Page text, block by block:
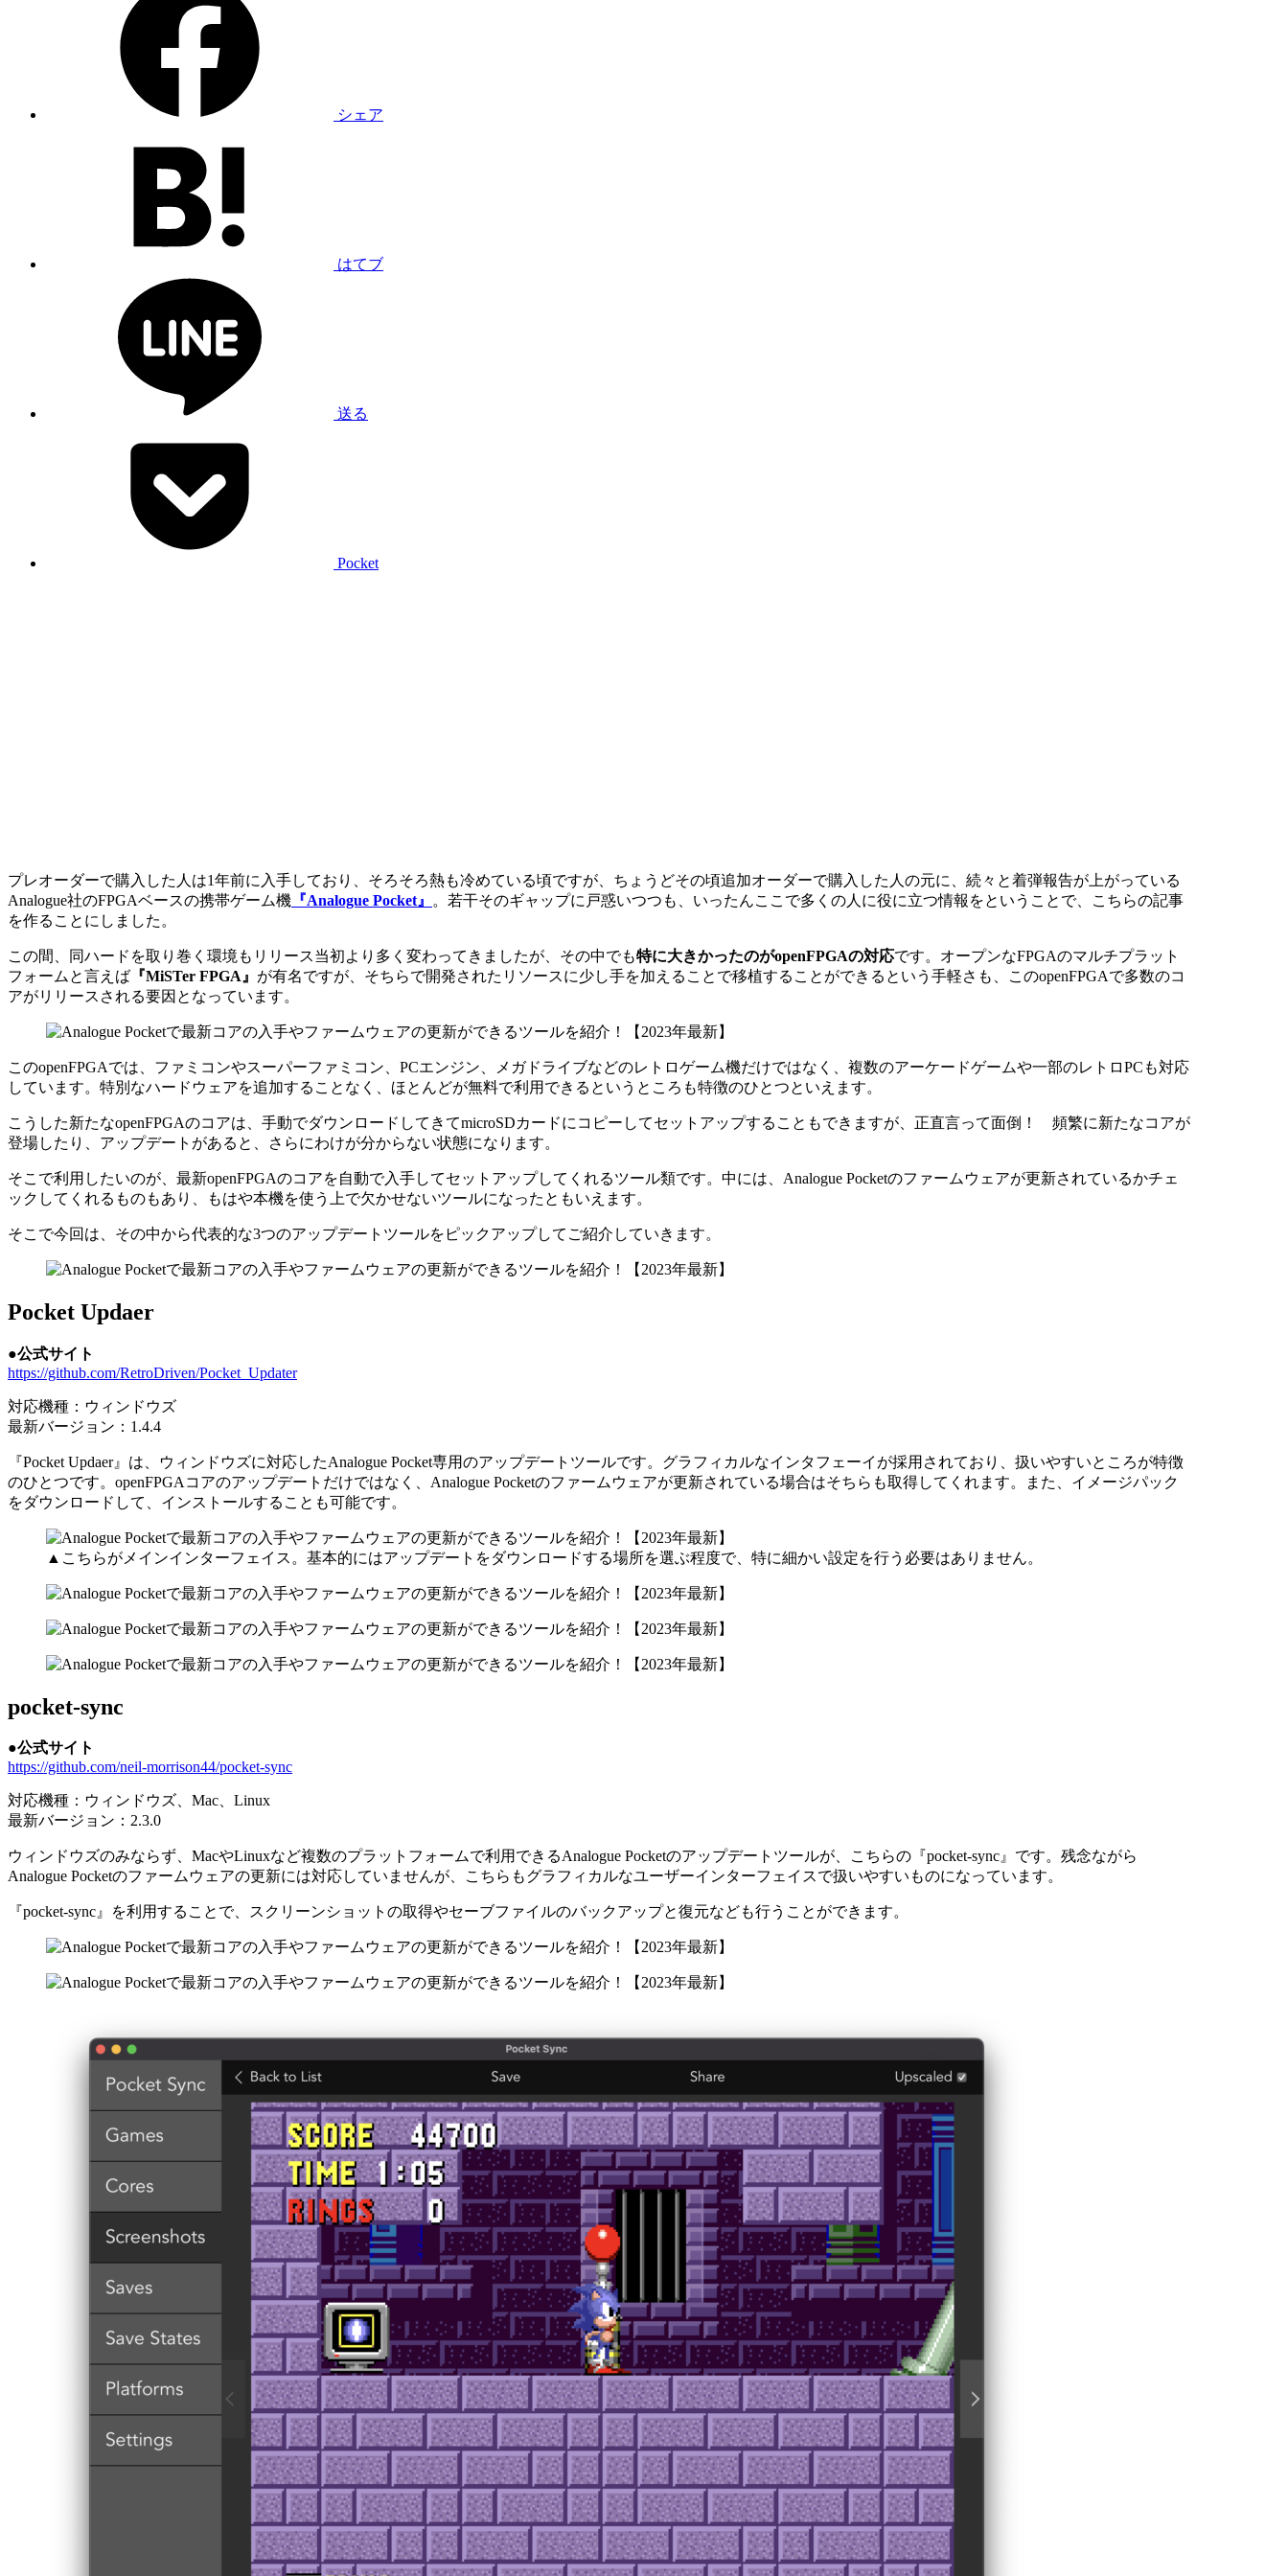
シェア
はてブ
送る
Pocket
プレオーダーで購入した人は1年前に入手しており、そろそろ熱も冷めている頃ですが、ちょうどその頃追加オーダーで購入した人の元に、続々と着弾報告が上がっている
Analogue社のFPGAベースの携帯ゲーム機 『Analogue Pocket』
。若干そのギャップに戸惑いつつも、いったんここで多くの人に役に立つ情報をということで、こちらの記事
を作ることにしました。
この間、同ハードを取り巻く環境もリリース当初より多く変わってきましたが、その中でも特に大きかったのがopenFPGAの対応です。オープンなFPGAのマルチプラット
フォームと言えば 『MiSTer FPGA』 が有名ですが、そちらで開発されたリソースに少し手を加えることで移植することができるという手軽さも、このopenFPGAで多数のコ
アがリリースされる要因となっています。
このopenFPGAでは、ファミコンやスーパーファミコン、PCエンジン、メガドライブなどのレトロゲーム機だけではなく、複数のアーケードゲームや一部のレトロPCも対応
しています。特別なハードウェアを追加することなく、ほとんどが無料で利用できるというところも特徴のひとつといえます。
こうした新たなopenFPGAのコアは、手動でダウンロードしてきてmicroSDカードにコピーしてセットアップすることもできますが、正直言って面倒！ 頻繁に新たなコアが
登場したり、アップデートがあると、さらにわけが分からない状態になります。
そこで利用したいのが、最新openFPGAのコアを自動で入手してセットアップしてくれるツール類です。中には、Analogue Pocketのファームウェアが更新されているかチェ
ックしてくれるものもあり、もはや本機を使う上で欠かせないツールになったともいえます。
そこで今回は、その中から代表的な3つのアップデートツールをピックアップしてご紹介していきます。
Pocket Updaer
●公式サイト
https://github.com/RetroDriven/Pocket_Updater
対応機種：ウィンドウズ
最新バージョン：1.4.4
『Pocket Updaer』は、ウィンドウズに対応したAnalogue Pocket専用のアップデートツールです。グラフィカルなインタフェーイが採用されており、扱いやすいところが特徴
のひとつです。openFPGAコアのアップデートだけではなく、Analogue Pocketのファームウェアが更新されている場合はそちらも取得してくれます。また、イメージパック
をダウンロードして、インストールすることも可能です。
▲こちらがメインインターフェイス。基本的にはアップデートをダウンロードする場所を選ぶ程度で、特に細かい設定を行う必要はありません。
pocket-sync
●公式サイト
https://github.com/neil-morrison44/pocket-sync
対応機種：ウィンドウズ、Mac、Linux
最新バージョン：2.3.0
ウィンドウズのみならず、MacやLinuxなど複数のプラットフォームで利用できるAnalogue Pocketのアップデートツールが、こちらの『pocket-sync』です。残念ながら
Analogue Pocketのファームウェアの更新には対応していませんが、こちらもグラフィカルなユーザーインターフェイスで扱いやすいものになっています。
『pocket-sync』を利用することで、スクリーンショットの取得やセーブファイルのバックアップと復元なども行うことができます。